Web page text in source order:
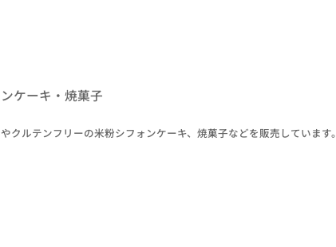
ケーキ・焼菓子
クルテンフリーの米粉シフォンケーキ、焼菓子などを販売しています。